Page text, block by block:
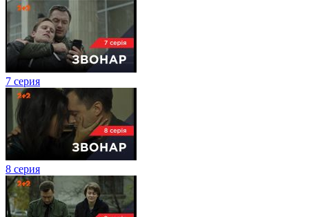
7 серия
8 серия